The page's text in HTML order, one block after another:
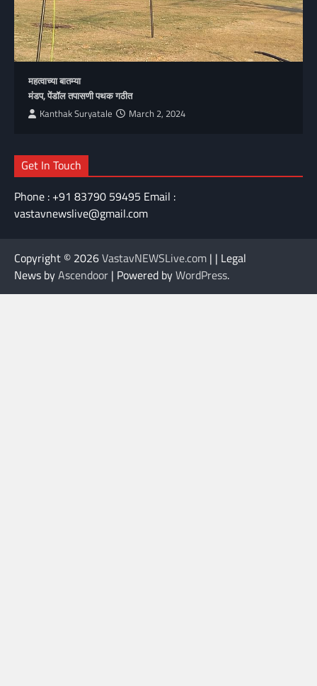
महत्वाच्या बातम्या
मंडप, पेंडॉल तपासणी पथक गठीत
Kanthak Suryatale March 2, 2024
Get In Touch
Phone : +91 83790 59495 Email :
vastavnewslive@gmail.com
Copyright © 2026VastavNEWSLive.com | | Legal
News byAscendoor | Powered byWordPress.